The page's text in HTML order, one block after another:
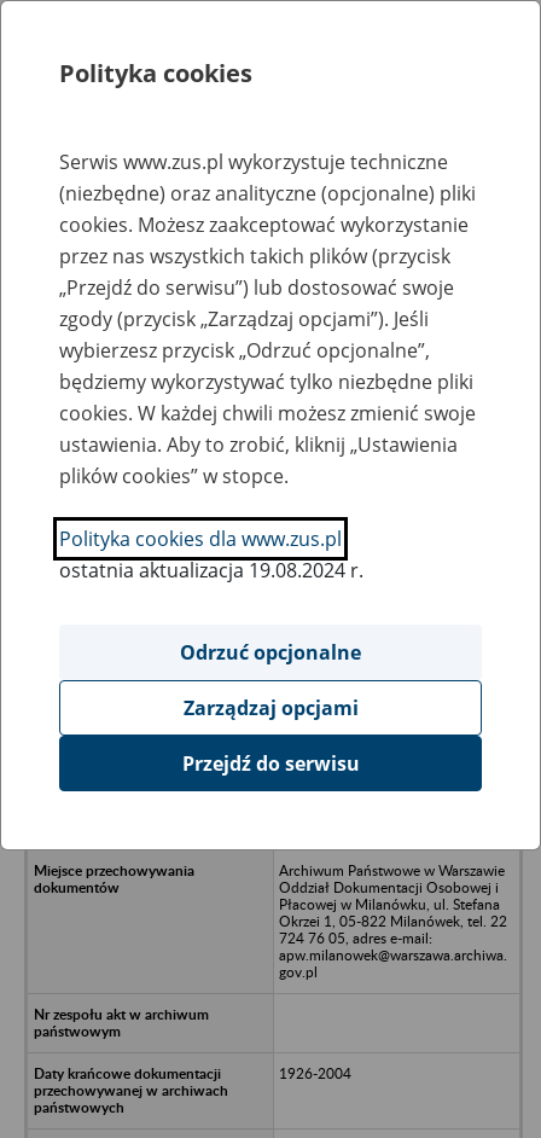
Rejestry, ewidencje i archiwa
Baza zlikwidowanych lub
przekształconych zakładów pracy
Nazwa zakładu pracy:
SZUKAJ
Ukryj wszystkie pozycje bazy
Łódzka Spółdzielnia Ogrodniczo-
Archiwum Państwowe w Warszawie
Oddział Dokumentacji Osobowej i
Płacowej w Milanówku, ul. Stefana
Okrzei 1, 05-822 Milanówek, tel. 22
724 76 05, adres e-mail:
apw.milanowek@warszawa.archiwa.
gov.pl
1926-2004
Polityka cookies
Serwis www.zus.pl wykorzystuje techniczne
(niezbędne) oraz analityczne (opcjonalne) pliki
cookies. Możesz zaakceptować wykorzystanie
przez nas wszystkich takich plików (przycisk
„Przejdź do serwisu”) lub dostosować swoje
zgody (przycisk „Zarządzaj opcjami”). Jeśli
wybierzesz przycisk „Odrzuć opcjonalne”,
będziemy wykorzystywać tylko niezbędne pliki
cookies. W każdej chwili możesz zmienić swoje
ustawienia. Aby to zrobić, kliknij „Ustawienia
plików cookies” w stopce.
Polityka cookies dla www.zus.pl
ostatnia aktualizacja 19.08.2024 r.
Odrzuć opcjonalne
Zarządzaj opcjami
Przejdź do serwisu